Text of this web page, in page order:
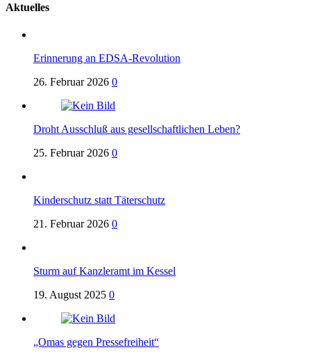
Aktuelles
Erinnerung an EDSA-Revolution
26. Februar 2026 0
Droht Ausschluß aus gesellschaftlichen Leben?
25. Februar 2026 0
Kinderschutz statt Täterschutz
21. Februar 2026 0
Sturm auf Kanzleramt im Kessel
19. August 2025 0
„Omas gegen Pressefreiheit“